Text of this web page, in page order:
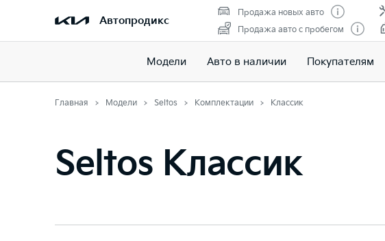
Автопродикс
Продажа новых авто
Продажа авто с пробегом
Модели Авто в наличии Покупателям
Главная Модели Seltos Комплектации Классик
Seltos Классик